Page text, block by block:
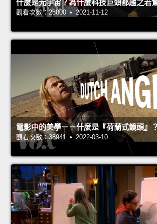
什麼是元宇宙？為什麼科技巨頭都趨之若
觀看次數：28800 • 2021-11-12
電影中的美學－－什麼是『荷蘭式鏡頭』？
觀看次數：38941 • 2022-03-10